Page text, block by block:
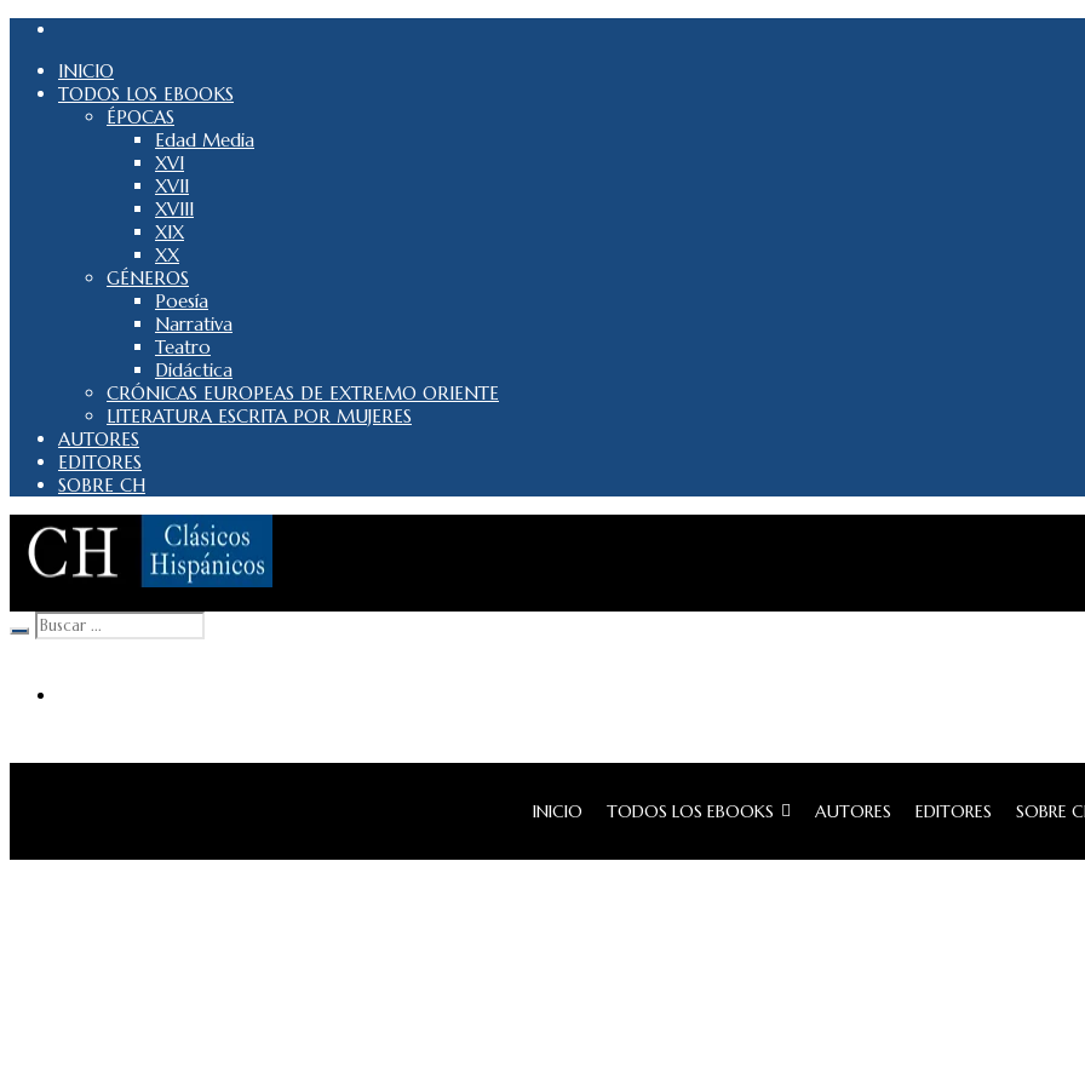
INICIO
TODOS LOS EBOOKS
ÉPOCAS
Edad Media
XVI
XVII
XVIII
XIX
XX
GÉNEROS
Poesía
Narrativa
Teatro
Didáctica
CRÓNICAS EUROPEAS DE EXTREMO ORIENTE
LITERATURA ESCRITA POR MUJERES
AUTORES
EDITORES
SOBRE CH
INICIO TODOS LOS EBOOKS AUTORES EDITORES SOBRE